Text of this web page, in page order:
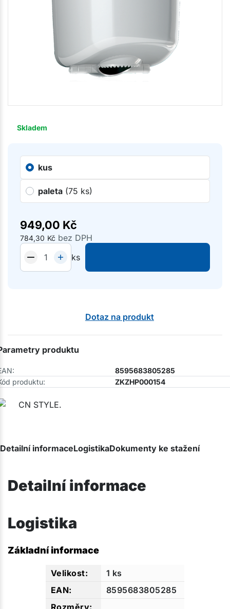
Skladem
kus
paleta (75 ks)
949,00 Kč
784,30 Kč bez DPH
ks
Dotaz na produkt
produktu
8595683805285
produktu:
ZKZHP000154
Detailní informaceLogistikaDokumenty ke stažení
Detailní informace
Logistika
Základní informace
1 ks
8595683805285